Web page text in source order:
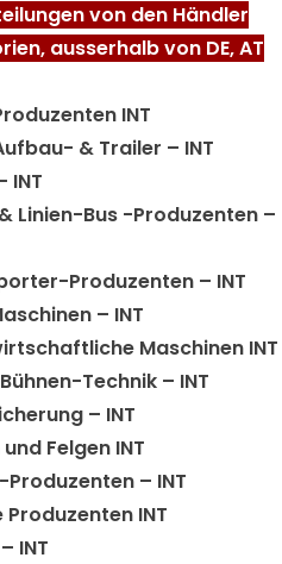
von den Händler
ausserhalb von DE, AT
INT
& Trailer – INT
INT
Linien-Bus -Produzenten –
Produzenten – INT
– INT
Maschinen INT
Technik – INT
– INT
Felgen INT
– INT
Produzenten INT
INT